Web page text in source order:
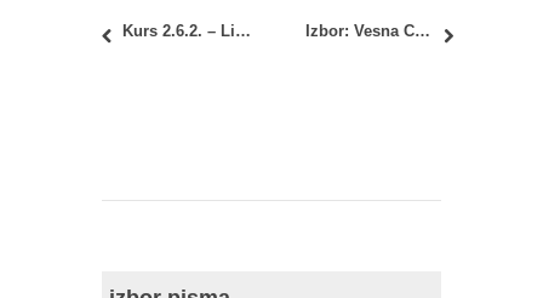
Kurs 2.6.2. – Likovne forme, Kurs 14.1. – Likovno i Kurs 14.2. – Boja i likovni koncept: Preuzimanje zapisnika Izbor: Vesna Cagić Milošević, dipl.inž.arh.